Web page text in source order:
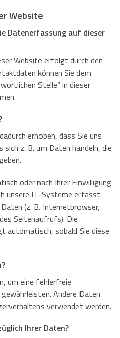
Tonnen
Tonnen
Website
Datenerfassung auf dieser
Website erfolgt durch den
können Sie dem
Stelle“ in dieser
erhoben, dass Sie uns
z. B. um Daten handeln, die
oder nach Ihrer Einwilligung
unsere IT-Systeme erfasst.
(z. B. Internetbrowser,
Seitenaufrufs). Die
automatisch, sobald Sie diese
um eine fehlerfreie
Andere Daten
verwendet werden.
Ihrer Daten?